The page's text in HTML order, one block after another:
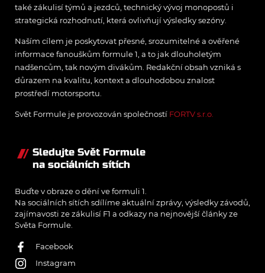
také zákulisí týmů a jezdců, technický vývoj monopostů i
strategická rozhodnutí, která ovlivňují výsledky sezóny.
Naším cílem je poskytovat přesné, srozumitelné a ověřené
informace fanouškům formule 1, a to jak dlouholetým
nadšencům, tak novým divákům. Redakční obsah vzniká s
důrazem na kvalitu, kontext a dlouhodobou znalost
prostředí motorsportu.
Svět Formule je provozován společností FORTV s.r.o.
Sledujte Svět Formule
na sociálních sítích
Buďte v obraze o dění ve formuli 1.
Na sociálních sítích sdílíme aktuální zprávy, výsledky závodů,
zajímavosti ze zákulisí F1 a odkazy na nejnovější články ze
Světa Formule.
Facebook
Instagram